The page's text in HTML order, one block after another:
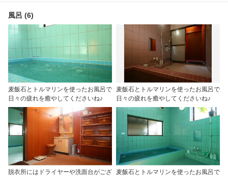
風呂 (6)
麦飯石とトルマリンを使ったお風呂で
日々の疲れを癒やしてくださいね♪
麦飯石とトルマリンを使ったお風呂で
日々の疲れを癒やしてくださいね♪
脱衣所にはドライヤーや洗面台がござ
麦飯石とトルマリンを使ったお風呂で